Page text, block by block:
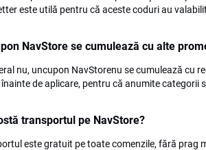
este utilă pentru că aceste coduri au
NavStore se cumulează cu alte
nu, uncupon NavStorenu se cumulează cu
de aplicare, pentru că anumite categorii
transportul pe NavStore?
este gratuit pe toate comenzile, fără prag